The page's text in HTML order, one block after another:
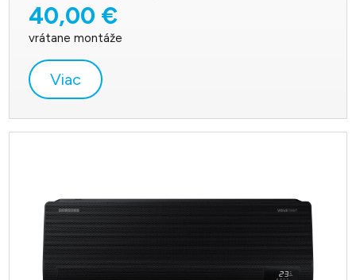
40,00 €
vrátane montáže
Viac